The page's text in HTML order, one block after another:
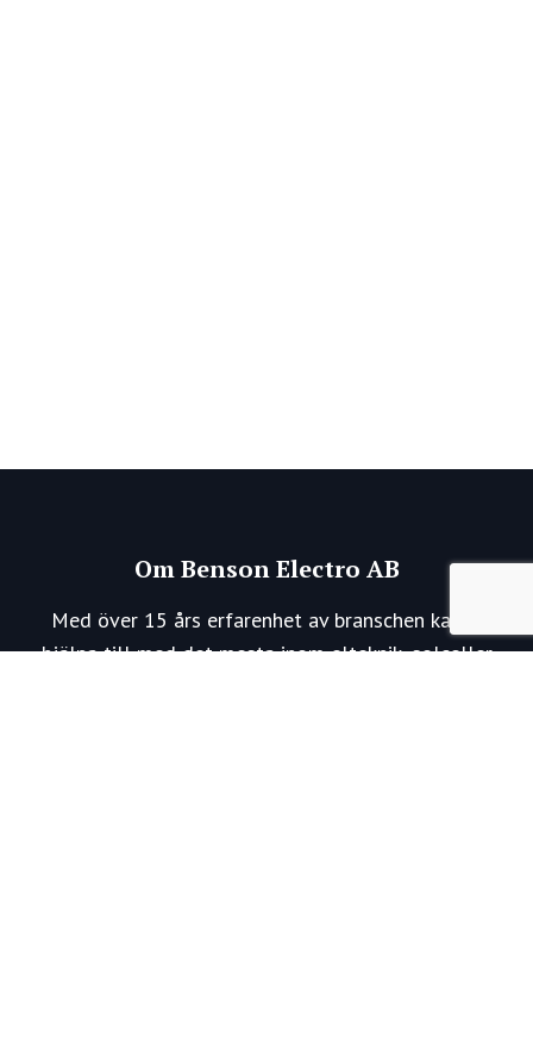
Om Benson Electro AB
Med över 15 års erfarenhet av branschen kan vi
hjälpa till med det mesta inom elteknik, solceller